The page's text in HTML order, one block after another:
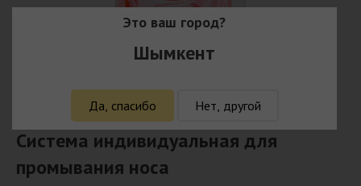
Система индивидуальная для
промывания носа
Это ваш город?
Шымкент
Да, спасибо Нет, другой